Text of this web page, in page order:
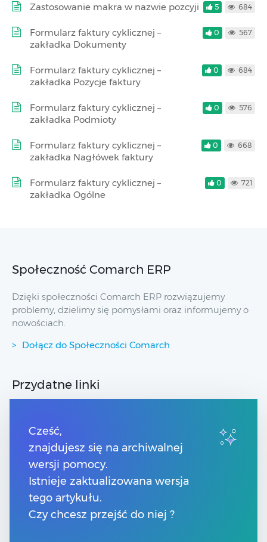
Zastosowanie makra w nazwie pozcyji 5 684
Formularz faktury cyklicznej –
zakładka Dokumenty
0 567
Formularz faktury cyklicznej –
zakładka Pozycje faktury
0 684
Formularz faktury cyklicznej –
zakładka Podmioty
0 576
Formularz faktury cyklicznej –
zakładka Nagłówek faktury
0 668
Formularz faktury cyklicznej –
zakładka Ogólne
0 721
Społeczność Comarch ERP
Dzięki społeczności Comarch ERP rozwiązujemy
problemy, dzielimy się pomysłami oraz informujemy o
nowościach.
Dołącz do Społeczności Comarch
Przydatne linki
Strony dla Partnerów
Pomoc Comarch Betterfly
Pomoc Comarch e-Sklep
Pomoc Comarch HRM
Pomoc Optima w chmurze
Kontakt
Cześć,
znajdujesz się na archiwalnej
wersji pomocy.
Istnieje zaktualizowana wersja
tego artykułu.
Czy chcesz przejść do niej ?